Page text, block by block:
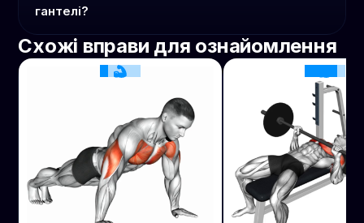
гантелі?
Схожі вправи для ознайомлення